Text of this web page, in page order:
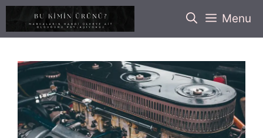
İçeriğe
Menu